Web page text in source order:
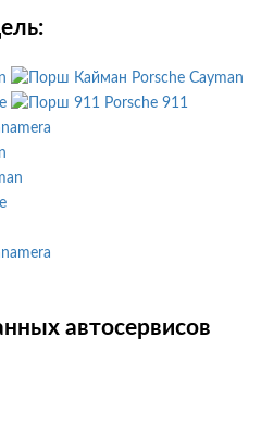
Porsche Cayman
Porsche 911
автосервисов